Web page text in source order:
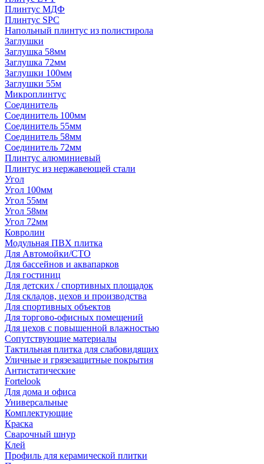
Плинтус МДФ
Плинтус SPC
Напольный плинтус из полистирола
Заглушки
Заглушка 58мм
Заглушка 72мм
Заглушки 100мм
Заглушки 55м
Микроплинтус
Соединитель
Соединитель 100мм
Соединитель 55мм
Соединитель 58мм
Соединитель 72мм
Плинтус алюминиевый
Плинтус из нержавеющей стали
Угол
Угол 100мм
Угол 55мм
Угол 58мм
Угол 72мм
Ковролин
Модульная ПВХ плитка
Для Автомойки/СТО
Для бассейнов и аквапарков
Для гостиниц
Для детских / спортивных площадок
Для складов, цехов и производства
Для спортивных объектов
Для торгово-офисных помещений
Для цехов с повышенной влажностью
Сопутствующие материалы
Тактильная плитка для слабовидящих
Уличные и грязезащитные покрытия
Антистатические
Fortelook
Для дома и офиса
Универсальные
Комплектующие
Краска
Сварочный шнур
Клей
Профиль для керамической плитки